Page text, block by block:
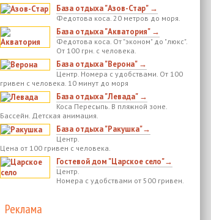
База отдыха "Азов-Стар" →
Федотова коса. 20 метров до моря.
База отдыха "Акватория" →
Федотова коса. От "эконом" до "люкс".
От 100 грн. с человека.
База отдыха "Верона" →
Центр. Номера с удобствами. От 100
гривен с человека. 10 минут до моря
База отдыха "Левада" →
Коса Пересыпь. В пляжной зоне.
Бассейн. Детская анимация.
База отдыха "Ракушка"→
Центр.
Цена от 100 гривен с человека.
Гостевой дом "Царское село"→
Центр.
Номера с удобствами от 500 гривен.
Реклама